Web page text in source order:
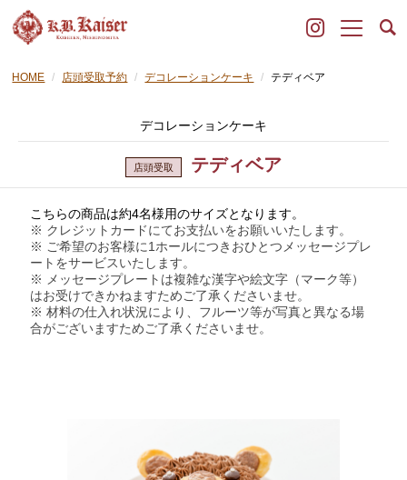
HOME 店頭受取予約 デコレーションケーキ テディベア
デコレーションケーキ
テディベア
こちらの商品は約4名様用のサイズとなります。
※ クレジットカードにてお支払いをお願いいたします。
※ ご希望のお客様に1ホールにつきおひとつメッセージプレ
ートをサービスいたします。
※ メッセージプレートは複雑な漢字や絵文字（マーク等）
はお受けできかねますためご了承くださいませ。
※ 材料の仕入れ状況により、フルーツ等が写真と異なる場
合がございますためご了承くださいませ。